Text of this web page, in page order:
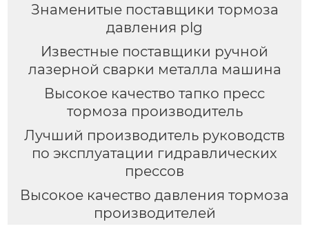
Знаменитые поставщики тормоза
давления plg
Известные поставщики ручной
лазерной сварки металла машина
Высокое качество тапко пресс
тормоза производитель
Лучший производитель руководств
по эксплуатации гидравлических
прессов
Высокое качество давления тормоза
производителей